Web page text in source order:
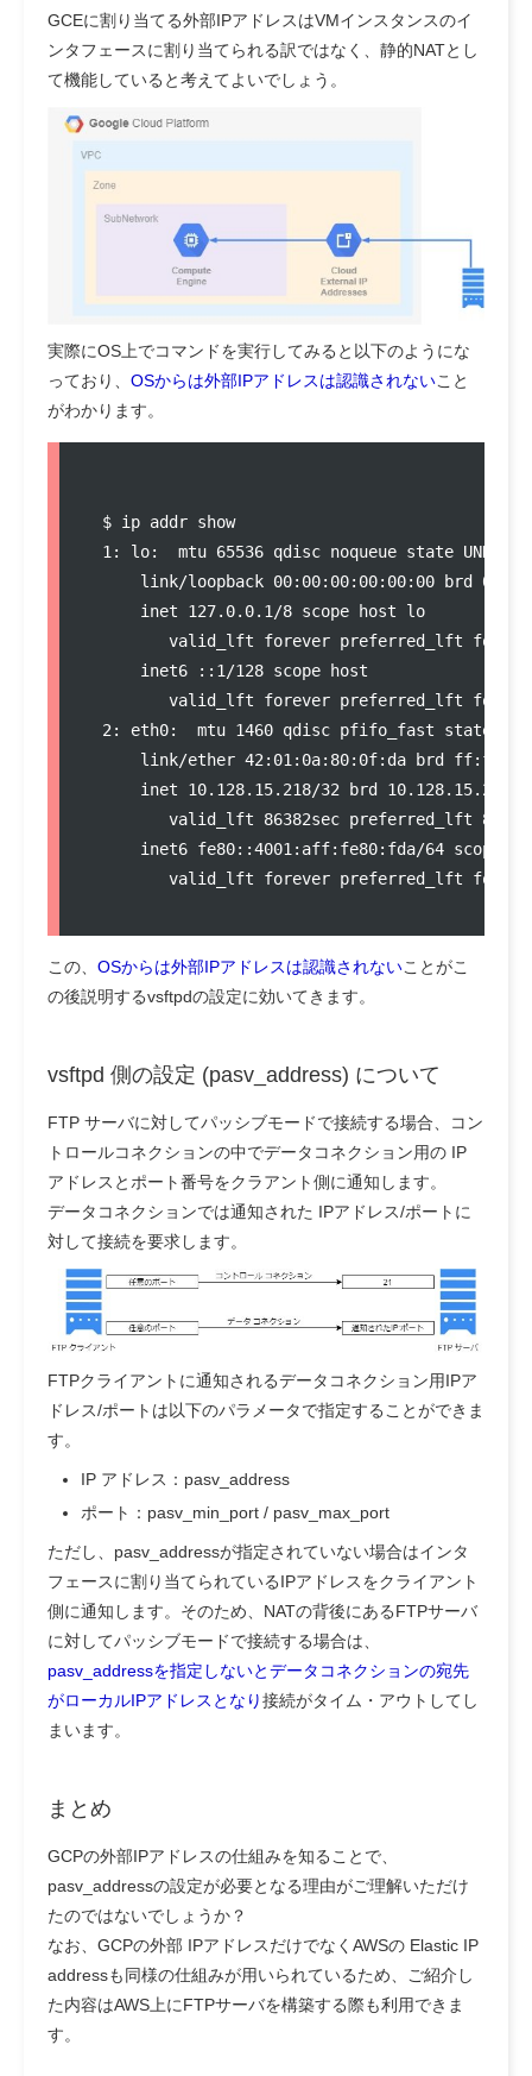
GCEに割り当てる外部IPアドレスはVMインスタンスのイ
ンタフェースに割り当てられる訳ではなく、静的NATとし
て機能していると考えてよいでしょう。
実際にOS上でコマンドを実行してみると以下のようにな
っており、 OSからは外部IPアドレスは認識されないこと
がわかります。
  $ ip addr show
  1: lo:
mtu 65536 qdisc noqueue state
link/loopback 00:00:00:00:00:00 brd
      inet 127.0.0.1/8 scope host lo
valid_lft forever preferred_lft
      inet6 ::1/128 scope host
valid_lft forever preferred_lft
  2: eth0:
mtu 1460 qdisc pfifo_fast state UP
link/ether 42:01:0a:80:0f:da brd
inet 10.128.15.218/32 brd 10.128.15.218
valid_lft 86382sec preferred_lft
inet6 fe80::4001:aff:fe80:fda/64 scope
valid_lft forever preferred_lft
この、 OSからは外部IPアドレスは認識されないことがこ
の後説明するvsftpdの設定に効いてきます。
vsftpd 側の設定 (pasv_address) について
FTP サーバに対してパッシブモードで接続する場合、コン
トロールコネクションの中でデータコネクション用の IP
アドレスとポート番号をクラアント側に通知します。
データコネクションでは通知された IPアドレス/ポートに
対して接続を要求します。
FTPクライアントに通知されるデータコネクション用IPア
ドレス/ポートは以下のパラメータで指定することができま
す。
IP アドレス：pasv_address
ポート：pasv_min_port / pasv_max_port
ただし、pasv_addressが指定されていない場合はインタ
フェースに割り当てられているIPアドレスをクライアント
側に通知します。そのため、NATの背後にあるFTPサーバ
に対してパッシブモードで接続する場合は、
pasv_addressを指定しないとデータコネクションの宛先
がローカルIPアドレスとなり接続がタイム・アウトしてし
まいます。
まとめ
GCPの外部IPアドレスの仕組みを知ることで、
pasv_addressの設定が必要となる理由がご理解いただけ
たのではないでしょうか？
なお、GCPの外部 IPアドレスだけでなくAWSの Elastic IP
addressも同様の仕組みが用いられているため、ご紹介し
た内容はAWS上にFTPサーバを構築する際も利用できま
す。